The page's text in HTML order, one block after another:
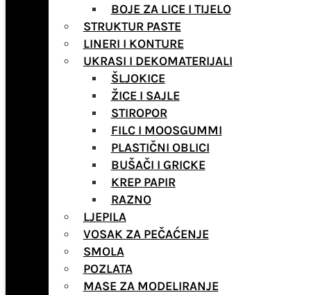
BOJE ZA LICE I TIJELO
STRUKTUR PASTE
LINERI I KONTURE
UKRASI I DEKOMATERIJALI
ŠLJOKICE
ŽICE I SAJLE
STIROPOR
FILC I MOOSGUMMI
PLASTIČNI OBLICI
BUŠAČI I GRICKE
KREP PAPIR
RAZNO
LJEPILA
VOSAK ZA PEČAĆENJE
SMOLA
POZLATA
MASE ZA MODELIRANJE